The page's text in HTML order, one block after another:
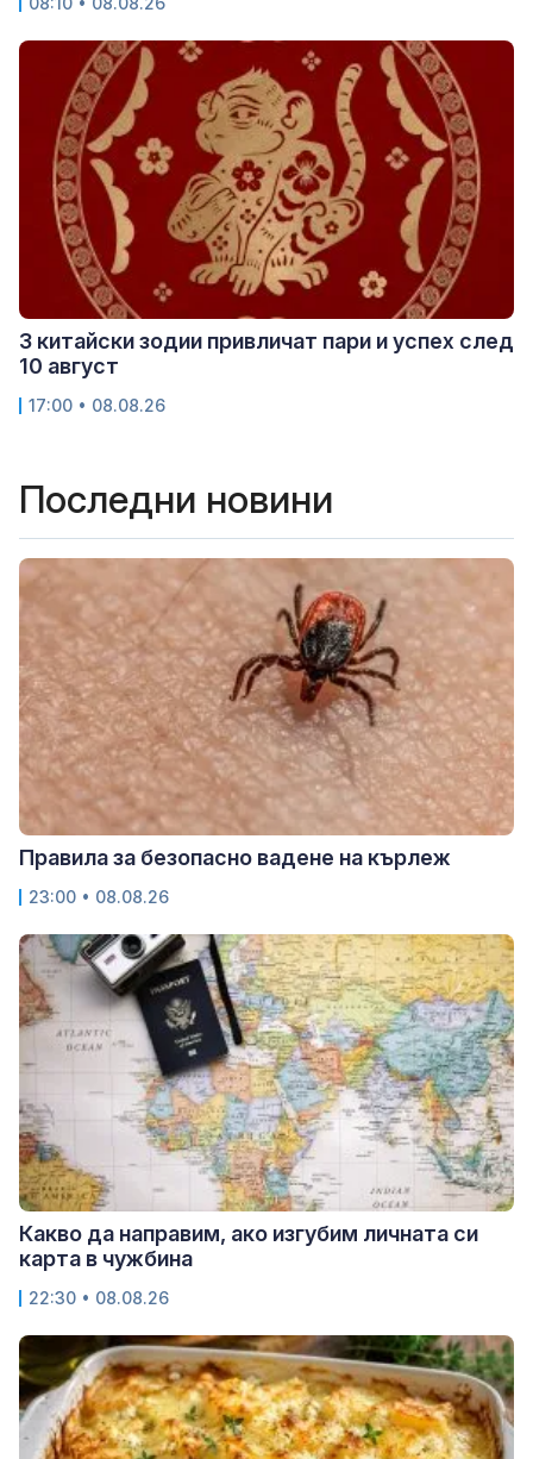
3 китайски зодии привличат пари и успех след
10 август
17:00 • 08.08.26
Последни новини
Правила за безопасно вадене на кърлеж
23:00 • 08.08.26
Какво да направим, ако изгубим личната си
карта в чужбина
22:30 • 08.08.26